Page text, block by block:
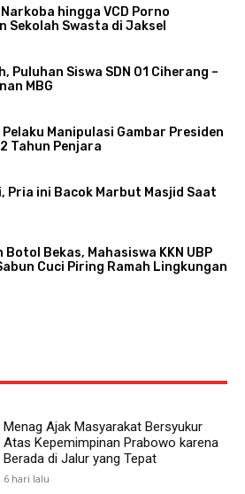
hingga VCD Porno
Sekolah Swasta di Jaksel
Puluhan Siswa SDN 01 Ciherang –
MBG
Manipulasi Gambar Presiden
Tahun Penjara
Pria ini Bacok Marbut Masjid Saat
Bekas, Mahasiswa KKN UBP
Cuci Piring Ramah Lingkungan
Menag Ajak Masyarakat Bersyukur
Atas Kepemimpinan Prabowo karena
Berada di Jalur yang Tepat
6 hari lalu